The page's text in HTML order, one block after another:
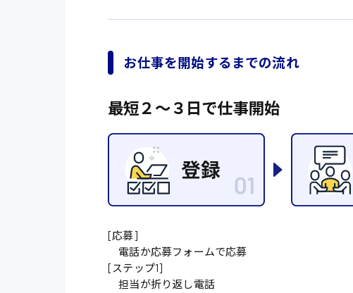
貿易事務
IT・クリエイティブ系
DTPオペレーター
システムエンジニア
販売・サービス・フード系
接客
熊本県
千葉県
鳥取県
お仕事を開始するまでの流れ
最短２〜３日で仕事開始
[応募]
電話か応募フォームで応募
[ステップ1]
担当が折り返し電話